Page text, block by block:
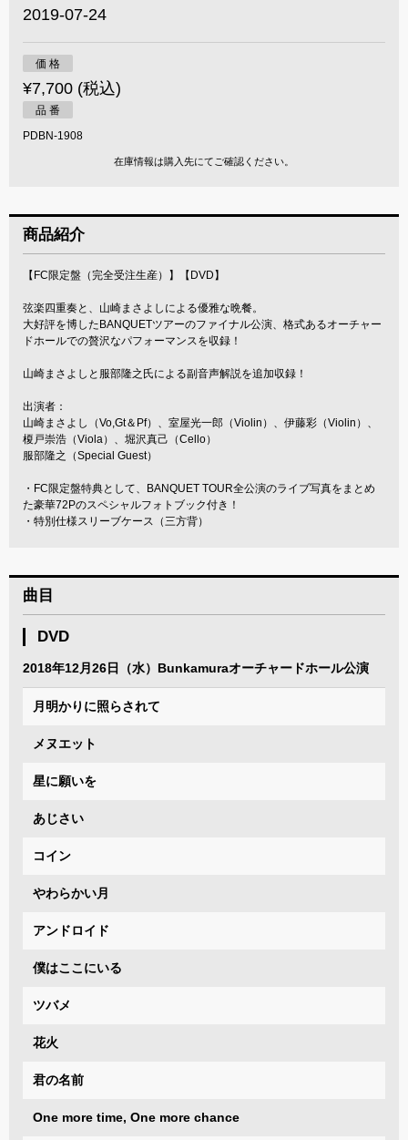
2019-07-24
価 格
¥7,700 (税込)
品 番
PDBN-1908
在庫情報は購入先にてご確認ください。
商品紹介
【FC限定盤（完全受注生産）】【DVD】
弦楽四重奏と、山崎まさよしによる優雅な晩餐。
大好評を博したBANQUETツアーのファイナル公演、格式あるオーチャー
ドホールでの贅沢なパフォーマンスを収録！
山崎まさよしと服部隆之氏による副音声解説を追加収録！
出演者：
山崎まさよし（Vo,Gt＆Pf）、室屋光一郎（Violin）、伊藤彩（Violin）、
榎戸崇浩（Viola）、堀沢真己（Cello）
服部隆之（Special Guest）
・FC限定盤特典として、BANQUET TOUR全公演のライブ写真をまとめ
た豪華72Pのスペシャルフォトブック付き！
・特別仕様スリーブケース（三方背）
曲目
DVD
2018年12月26日（水）Bunkamuraオーチャードホール公演
月明かりに照らされて
メヌエット
星に願いを
あじさい
コイン
やわらかい月
アンドロイド
僕はここにいる
ツバメ
花火
君の名前
One more time, One more chance